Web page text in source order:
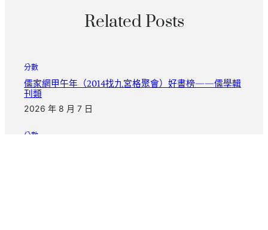
Related Posts
分數
儒家網甲午年（2014找九宮格聚會）好書榜——儒學輯
刊類
2026 年 8 月 7 日
分數